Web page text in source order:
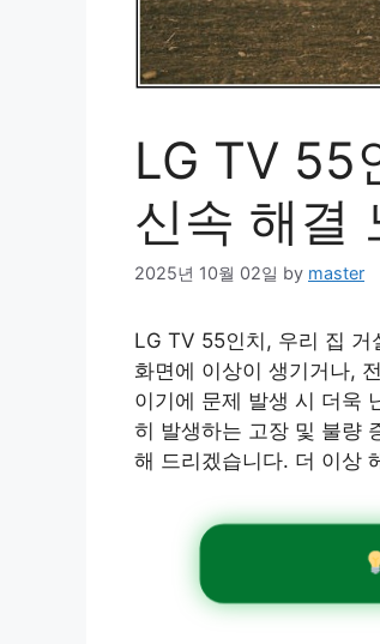
LG TV 55
신속 해결
2025년 10월 02일 by master
LG TV 55인치, 우리 집 거
화면에 이상이 생기거나,
이기에 문제 발생 시 더욱
히 발생하는 고장 및 불량
해 드리겠습니다. 더 이상